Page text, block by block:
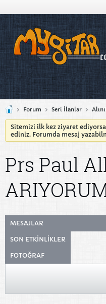
Forum Seri İlanlar
Sitemizi ilk kez ziyaret
ediniz. Forumda mesaj
Prs Paul
MESAJLAR
SON ETKINLIKLER
FOTOĞRAF